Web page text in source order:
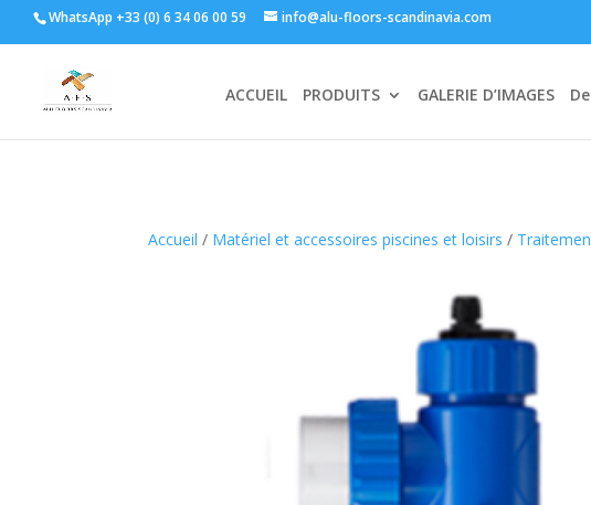
WhatsApp +33 (0) 6 34 06 00 59 info@alu-floors-scandinavia.com
ACCUEIL PRODUITS GALERIE D’IMAGES
Accueil / Matériel et accessoires piscines et loisirs /